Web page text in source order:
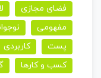
فضای مجازی
مفهومی
پست
کاربردی
کسب و کارها